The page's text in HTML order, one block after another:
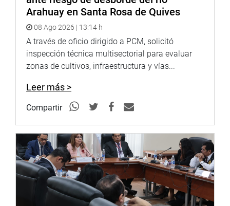
Arahuay en Santa Rosa de Quives
08 Ago 2026 | 13:14 h
A través de oficio dirigido a PCM, solicitó
inspección técnica multisectorial para evaluar
zonas de cultivos, infraestructura y vías...
Leer más >
Compartir